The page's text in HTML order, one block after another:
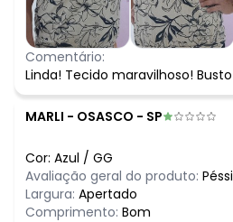
Comentário:
Linda! Tecido maravilhoso!
MARLI - OSASCO - SP
Cor: Azul / GG
Avaliação geral do produto:
Largura: Apertado
Comprimento: Bom